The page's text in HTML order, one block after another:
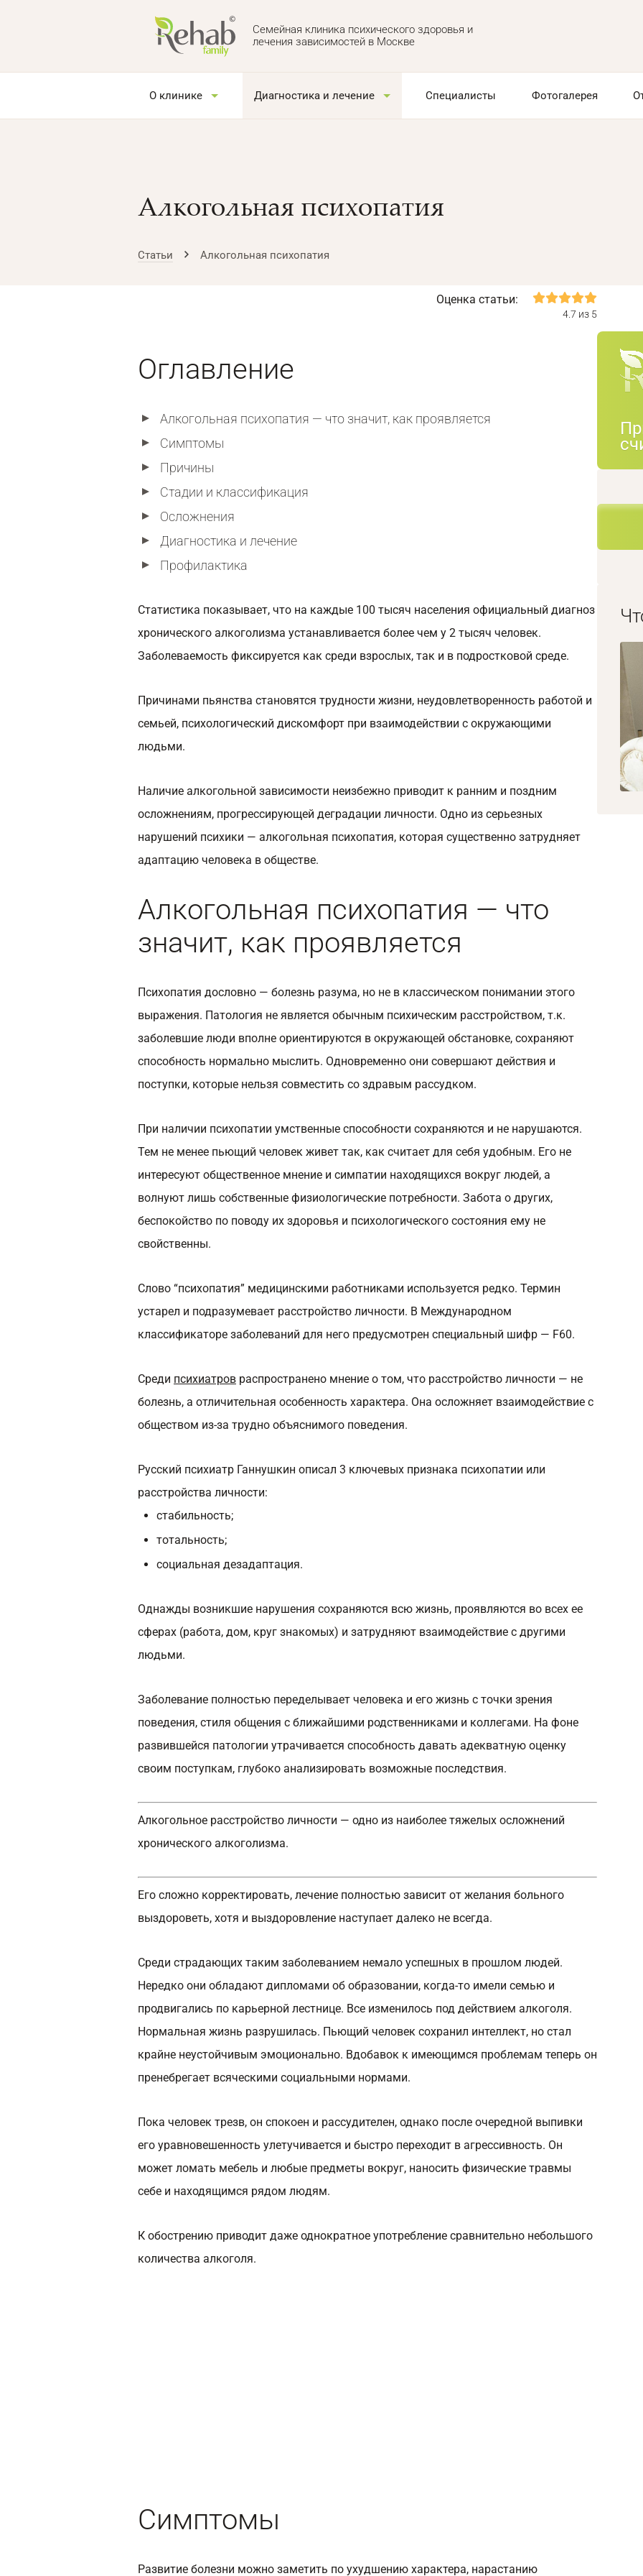
Семейная клиника психического здоровья и
лечения зависимостей в Москве
О клинике Диагностика и лечение Специалисты Фотогалерея
Алкогольная психопатия
Статьи Алкогольная психопатия
Оценка статьи:
4.7 из 5
Оглавление
Алкогольная психопатия — что значит, как проявляется
Симптомы
Причины
Стадии и классификация
Осложнения
Диагностика и лечение
Профилактика
Статистика показывает, что на каждые 100 тысяч населения официальный диагноз
хронического алкоголизма устанавливается более чем у 2 тысяч человек.
Заболеваемость фиксируется как среди взрослых, так и в подростковой среде.
Причинами пьянства становятся трудности жизни, неудовлетворенность работой и
семьей, психологический дискомфорт при взаимодействии с окружающими
людьми.
Наличие алкогольной зависимости неизбежно приводит к ранним и поздним
осложнениям, прогрессирующей деградации личности. Одно из серьезных
нарушений психики — алкогольная психопатия, которая существенно затрудняет
адаптацию человека в обществе.
Алкогольная психопатия — что
значит, как проявляется
Психопатия дословно — болезнь разума, но не в классическом понимании этого
выражения. Патология не является обычным психическим расстройством, т.к.
заболевшие люди вполне ориентируются в окружающей обстановке, сохраняют
способность нормально мыслить. Одновременно они совершают действия и
поступки, которые нельзя совместить со здравым рассудком.
При наличии психопатии умственные способности сохраняются и не нарушаются.
Тем не менее пьющий человек живет так, как считает для себя удобным. Его не
интересуют общественное мнение и симпатии находящихся вокруг людей, а
волнуют лишь собственные физиологические потребности. Забота о других,
беспокойство по поводу их здоровья и психологического состояния ему не
свойственны.
Слово “психопатия” медицинскими работниками используется редко. Термин
устарел и подразумевает расстройство личности. В Международном
классификаторе заболеваний для него предусмотрен специальный шифр — F60.
Среди психиатров распространено мнение о том, что расстройство личности — не
болезнь, а отличительная особенность характера. Она осложняет взаимодействие с
обществом из-за трудно объяснимого поведения.
Русский психиатр Ганнушкин описал 3 ключевых признака психопатии или
расстройства личности:
стабильность;
тотальность;
социальная дезадаптация.
Однажды возникшие нарушения сохраняются всю жизнь, проявляются во всех ее
сферах (работа, дом, круг знакомых) и затрудняют взаимодействие с другими
людьми.
Заболевание полностью переделывает человека и его жизнь с точки зрения
поведения, стиля общения с ближайшими родственниками и коллегами. На фоне
развившейся патологии утрачивается способность давать адекватную оценку
своим поступкам, глубоко анализировать возможные последствия.
Алкогольное расстройство личности — одно из наиболее тяжелых осложнений
хронического алкоголизма.
Его сложно корректировать, лечение полностью зависит от желания больного
выздороветь, хотя и выздоровление наступает далеко не всегда.
Среди страдающих таким заболеванием немало успешных в прошлом людей.
Нередко они обладают дипломами об образовании, когда-то имели семью и
продвигались по карьерной лестнице. Все изменилось под действием алкоголя.
Нормальная жизнь разрушилась. Пьющий человек сохранил интеллект, но стал
крайне неустойчивым эмоционально. Вдобавок к имеющимся проблемам теперь он
пренебрегает всяческими социальными нормами.
Пока человек трезв, он спокоен и рассудителен, однако после очередной выпивки
его уравновешенность улетучивается и быстро переходит в агрессивность. Он
может ломать мебель и любые предметы вокруг, наносить физические травмы
себе и находящимся рядом людям.
К обострению приводит даже однократное употребление сравнительно небольшого
количества алкоголя.
Симптомы
Развитие болезни можно заметить по ухудшению характера, нарастанию